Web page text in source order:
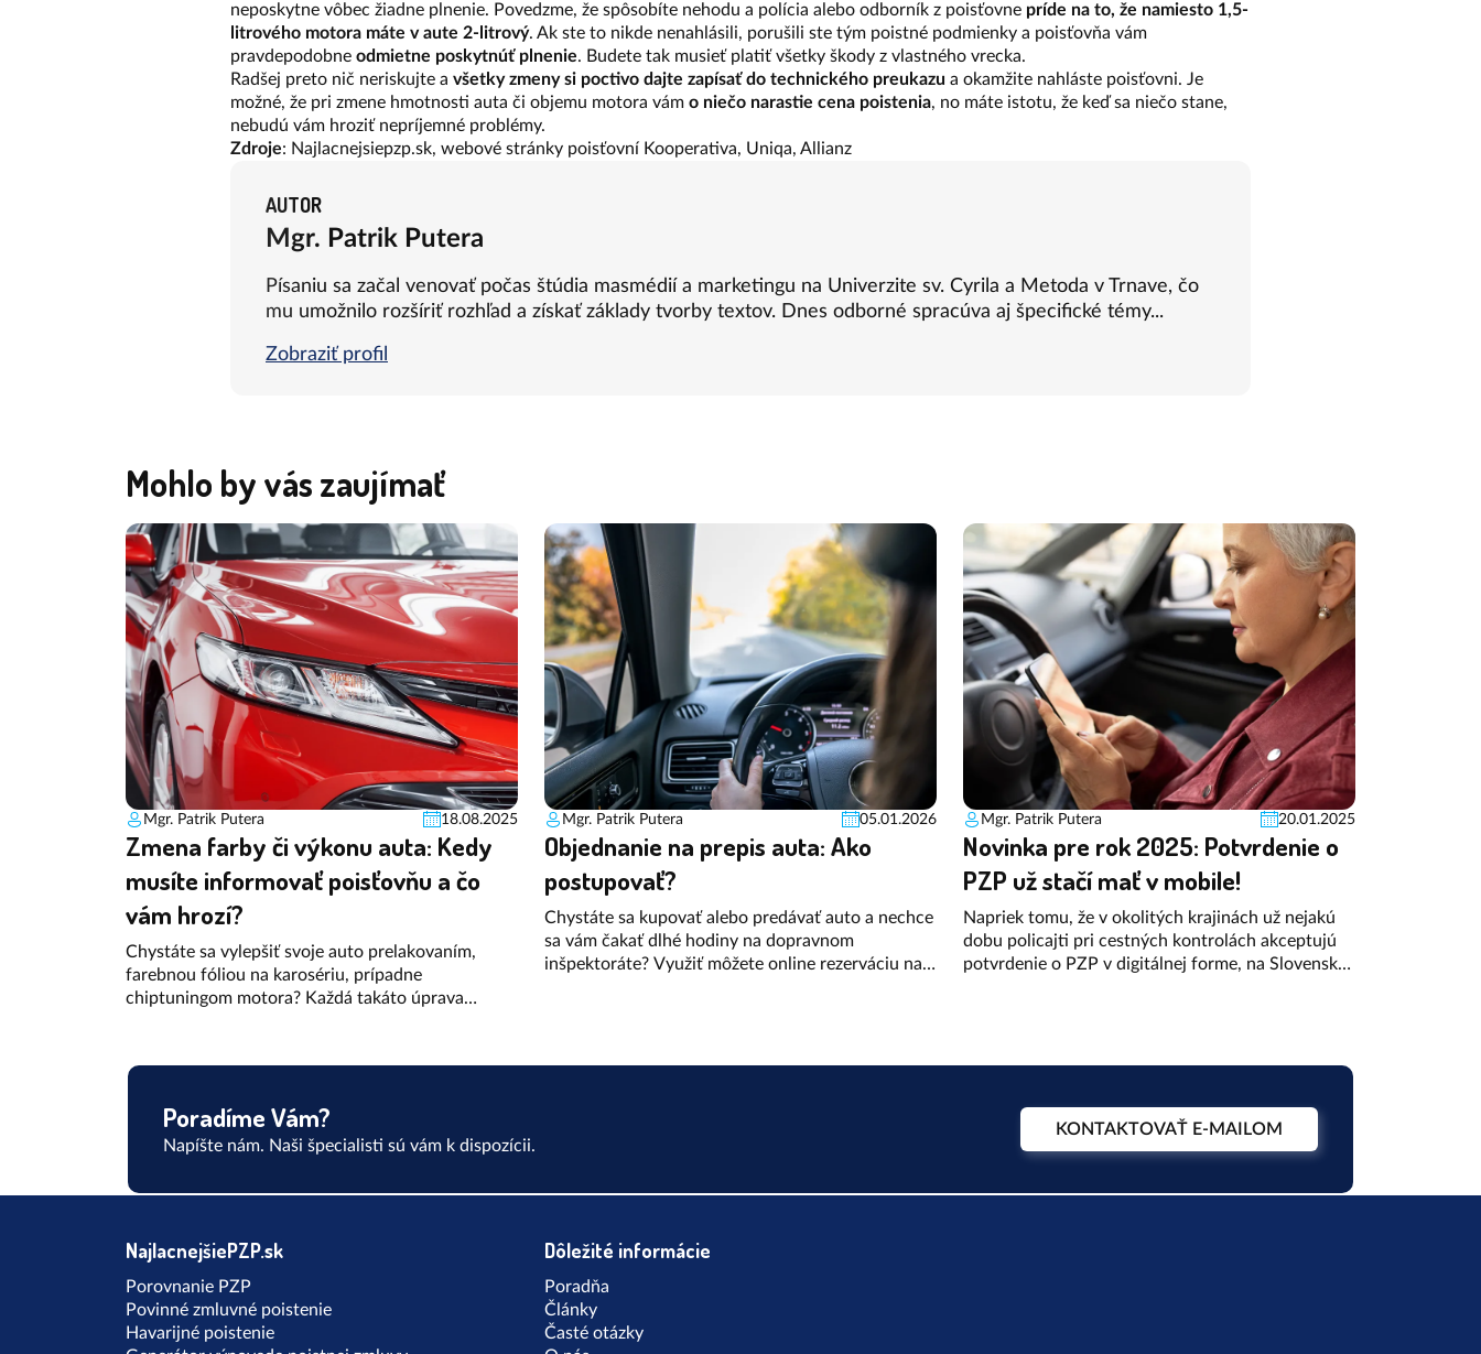
neposkytne vôbec žiadne plnenie. Povedzme, že spôsobíte nehodu a polícia alebo odborník z poisťovne príde na to, že namiesto 1,5-
litrového motora máte v aute 2-litrový. Ak ste to nikde nenahlásili, porušili ste tým poistné podmienky a poisťovňa vám
pravdepodobne odmietne poskytnúť plnenie. Budete tak musieť platiť všetky škody z vlastného vrecka.
Radšej preto nič neriskujte a všetky zmeny si poctivo dajte zapísať do technického preukazu a okamžite nahláste poisťovni. Je
možné, že pri zmene hmotnosti auta či objemu motora vám o niečo narastie cena poistenia, no máte istotu, že keď sa niečo stane,
nebudú vám hroziť nepríjemné problémy.
Zdroje: Najlacnejsiepzp.sk, webové stránky poisťovní Kooperativa, Uniqa, Allianz
AUTOR
Mgr. Patrik Putera
Písaniu sa začal venovať počas štúdia masmédií a marketingu na Univerzite sv. Cyrila a Metoda v Trnave, čo
mu umožnilo rozšíriť rozhľad a získať základy tvorby textov. Dnes odborné spracúva aj špecifické témy...
Zobraziť profil
Mohlo by vás zaujímať
Mgr. Patrik Putera 18.08.2025
Zmena farby či výkonu auta: Kedy
musíte informovať poisťovňu a čo
vám hrozí?
Chystáte sa vylepšiť svoje auto prelakovaním,
farebnou fóliou na karosériu, prípadne
chiptuningom motora? Každá takáto úprava
technickom preukaze. A taktiež by ste o nej mali
keď tak neurobíte? Máme pre vás niekoľko
praktických tipov.
Mgr. Patrik Putera 05.01.2026
Objednanie na prepis auta: Ako
postupovať?
Chystáte sa kupovať alebo predávať auto a nechce
sa vám čakať dlhé hodiny na dopravnom
inšpektoráte? Využiť môžete online rezerváciu na
Mgr. Patrik Putera 20.01.2025
Novinka pre rok 2025: Potvrdenie o
PZP už stačí mať v mobile!
Napriek tomu, že v okolitých krajinách už nejakú
dobu policajti pri cestných kontrolách akceptujú
potvrdenie o PZP v digitálnej forme, na Slovensku
Poradíme Vám?
Napíšte nám. Naši špecialisti sú vám k dispozícii.
KONTAKTOVAŤ E-MAILOM
NajlacnejšiePZP.sk
Porovnanie PZP
Povinné zmluvné poistenie
Havarijné poistenie
Dôležité informácie
Poradňa
Články
Časté otázky